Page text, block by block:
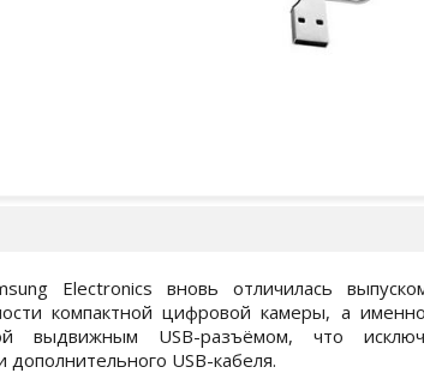
Electronics вновь отличилась
компактной цифровой камеры, а
выдвижным USB-разъёмом, что
дополнительного USB-кабеля.